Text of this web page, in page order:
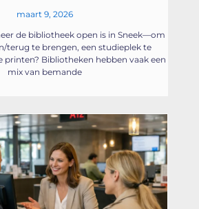
maart 9, 2026
de bibliotheek open is in Sneek—om
terug te brengen, een studieplek te
printen? Bibliotheken hebben vaak een
mix van bemande